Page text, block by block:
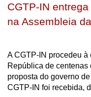
CGTP-IN
na Assembleia
A CGTP-IN procedeu
República de centenas
proposta do governo
CGTP-IN foi recebida,